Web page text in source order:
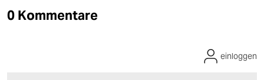
0 Kommentare
einloggen